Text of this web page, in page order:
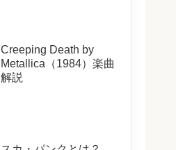
Creeping Death by
Metallica（1984）楽曲
解説